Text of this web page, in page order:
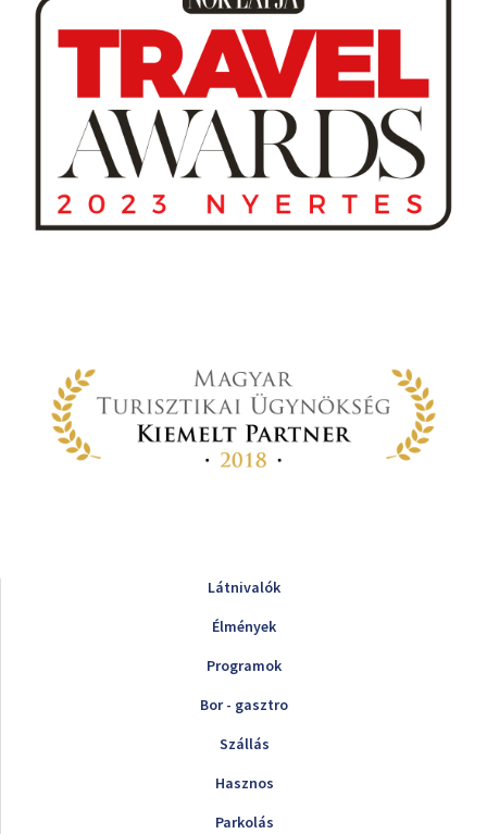
Látnivalók
Élmények
Programok
Bor - gasztro
Szállás
Hasznos
Parkolás